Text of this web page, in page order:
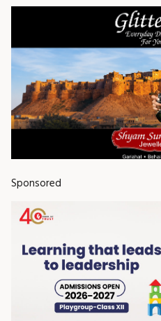
Sponsored